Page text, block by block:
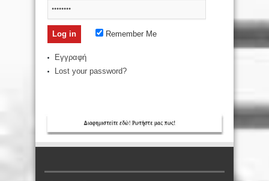
Remember Me
Εγγραφή
Lost your password?